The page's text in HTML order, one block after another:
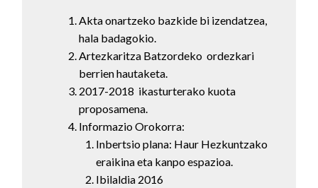
Akta onartzeko bazkide bi izendatzea,
hala badagokio.
Artezkaritza Batzordeko ordezkari
berrien hautaketa.
2017-2018 ikasturterako kuota
proposamena.
Informazio Orokorra:
Inbertsio plana: Haur Hezkuntzako
eraikina eta kanpo espazioa.
Ibilaldia 2016